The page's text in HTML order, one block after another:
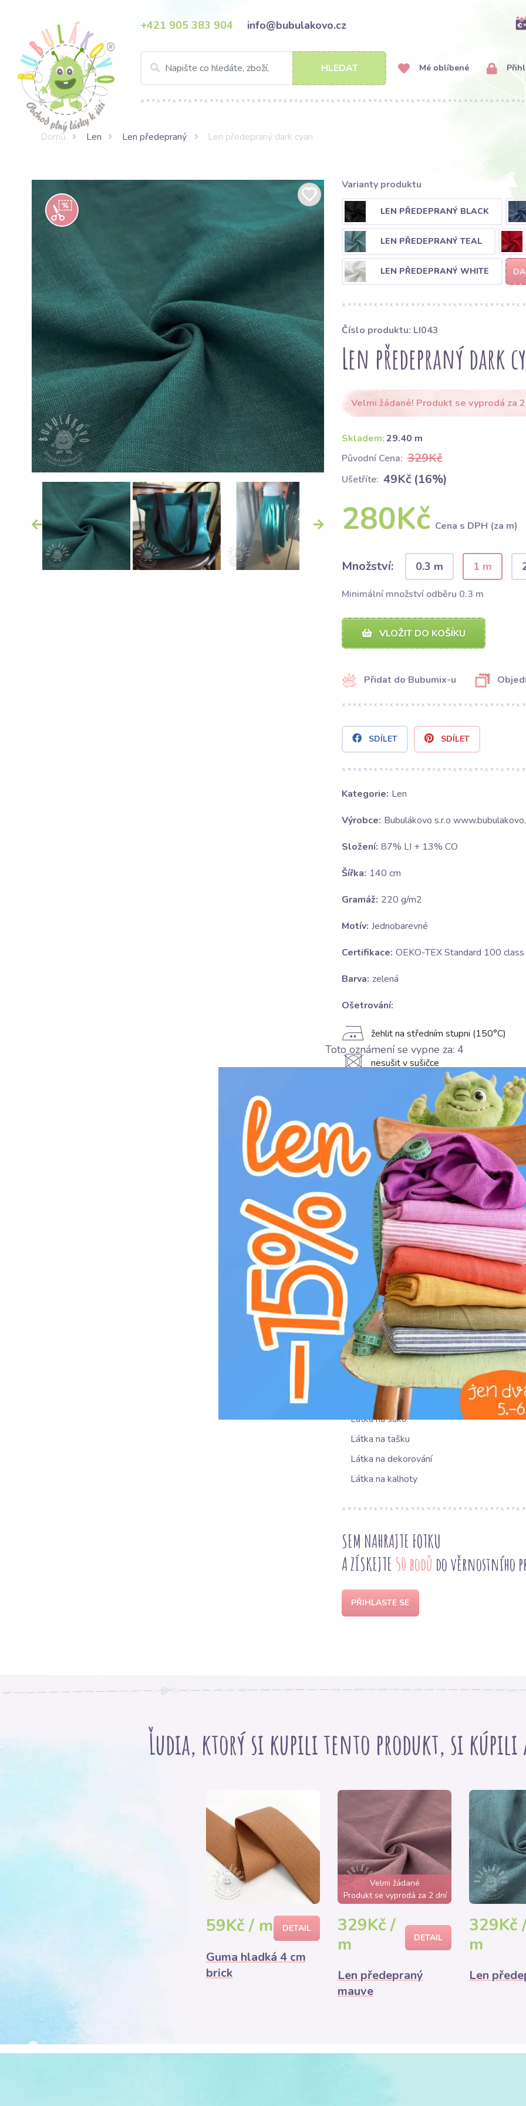
+421 905 383 904 info@bubulakovo.cz
HLEDAT Mé oblíbené
Domů Len Len předepraný Len předepraný dark cyan
Varianty produktu
LEN PŘEDEPRANÝ BLACK
LEN PŘEDEPRANÝ TEAL
LEN PŘEDEPRANÝ WHITE
Číslo produktu: LI043
Len předepraný dark
Velmi žádané! Produkt se vyprodá za
Skladem:29.40 m
Původní Cena: 329Kč
Ušetříte: 49Kč (16%)
280Kč Cena s DPH (za m)
Množství: 0.3 m 1 m
Minimální množství odběru 0.3 m
VLOŽIT DO KOŠÍKU
Přidat do Bubumix-u
SDÍLET SDÍLET
Kategorie: Len
Výrobce: Bubulákovo s.r.o
Složení: 87% LI + 13% CO
Šířka: 140 cm
Gramáž: 220 g/m2
Motív: Jednobarevné
Certifikace: OEKO-TEX Standard 100 class
Barva: zelená
Ošetrování:
E žehlit na středním stupni (150°C)
U nesušit v sušičce
L profesionální chemické čištění
g prát na 30°C
Představujeme náš předepraný len v
bavlny. Tato směs zajišťuje přirozenou
mačkavost díky bavlně. Speciální
minimalizující další srážení. S gramáží 220
pro široké spektrum projektů. Krásně
či košile. Skvěle poslouží i pro stylové
sytá barva a přírodní textura, vnášející do
NAVRHOVANÉ POUŽITÍ
Látka na šaty
Látka na povlečení
Látka na sako
Látka na tašku
Látka na dekorování
Látka na kalhoty
SEM NAHRAJTE FOTKU
A ZÍSKEJTE 50 bodů do věrnostního
PŘIHLASTE SE
Ľudia, ktorý si kupili tento produkt, si
59Kč / m DETAIL
Guma hladká 4 cm
brick
Velmi žádané
Produkt se vyprodá za 2 dní
329Kč /
m
DETAIL
Len předepraný
mauve
329Kč
m
Len
Toto oznámení se vypne za: 3